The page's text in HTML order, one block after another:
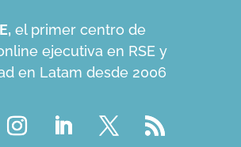
el primer centro de
ejecutiva en RSE y
en Latam desde 2006